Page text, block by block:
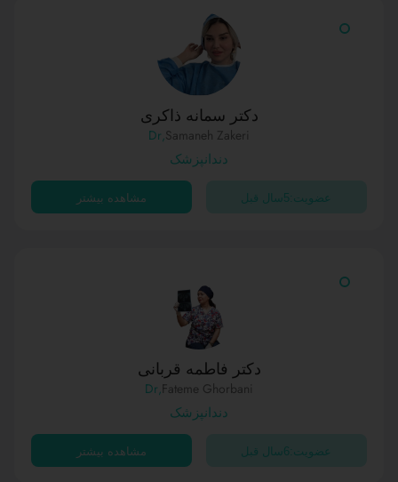
دکتر سمانه ذاکری
Samaneh Zakeri
,Dr
دندانپزشک
عضویت:5سال قبل مشاهده بیشتر
دکتر فاطمه قربانی
Fateme Ghorbani
,Dr
دندانپزشک
عضویت:6سال قبل مشاهده بیشتر